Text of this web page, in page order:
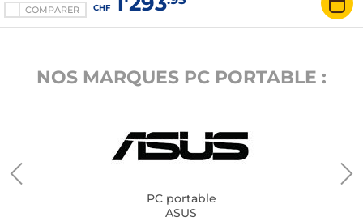
COMPARER CHF
NOS MARQUES PC PORTABLE :
PC portable
ASUS